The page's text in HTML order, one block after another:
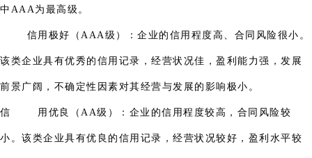
中AAA为最高级。
信用极好（AAA级）：企业的信用程度高、合同风险很小。
该类企业具有优秀的信用记录，经营状况佳，盈利能力强，发展
前景广阔，不确定性因素对其经营与发展的影响极小。
信 用优良（AA级）：企业的信用程度较高，合同风险较
小。该类企业具有优良的信用记录，经营状况较好，盈利水平较